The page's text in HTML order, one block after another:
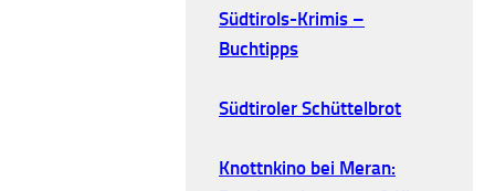
Südtirols-Krimis –
Buchtipps
Südtiroler Schüttelbrot
Knottnkino bei Meran: